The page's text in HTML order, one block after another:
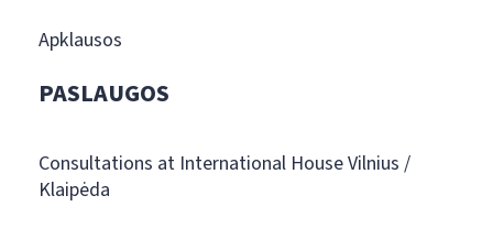
Apklausos
PASLAUGOS
Consultations at International House Vilnius /
Klaipėda